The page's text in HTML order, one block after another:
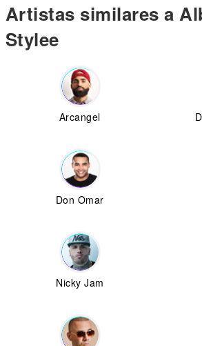
Artistas similares a
Stylee
Arcangel
Don Omar
Nicky Jam